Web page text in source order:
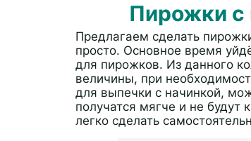
Пирожки с
Предлагаем сделать
просто. Основное время
для пирожков. Из данного
величины, при
для выпечки с начинкой,
получатся мягче и не будут
легко сделать